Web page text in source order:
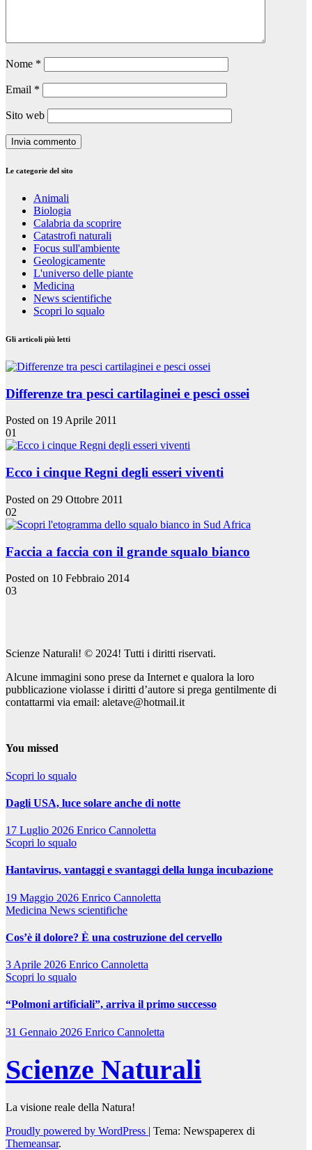
Nome *
Email *
Sito web
Le categorie del sito
Animali
Biologia
Calabria da scoprire
Catastrofi naturali
Focus sull'ambiente
Geologicamente
L'universo delle piante
Medicina
News scientifiche
Scopri lo squalo
Gli articoli più letti
Differenze tra pesci cartilaginei e pesci ossei
Posted on 19 Aprile 2011
01
Ecco i cinque Regni degli esseri viventi
Posted on 29 Ottobre 2011
02
Faccia a faccia con il grande squalo bianco
Posted on 10 Febbraio 2014
03
Scienze Naturali! © 2024! Tutti i diritti riservati.
Alcune immagini sono prese da Internet e qualora la loro
pubblicazione violasse i diritti d’autore si prega gentilmente di
contattarmi via email: aletave@hotmail.it
You missed
Scopri lo squalo
Dagli USA, luce solare anche di notte
17 Luglio 2026 Enrico Cannoletta
Scopri lo squalo
Hantavirus, vantaggi e svantaggi della lunga incubazione
19 Maggio 2026 Enrico Cannoletta
Medicina News scientifiche
Cos’è il dolore? È una costruzione del cervello
3 Aprile 2026 Enrico Cannoletta
Scopri lo squalo
“Polmoni artificiali”, arriva il primo successo
31 Gennaio 2026 Enrico Cannoletta
Scienze Naturali
La visione reale della Natura!
Proudly powered by WordPress | Tema: Newspaperex di
Themeansar.